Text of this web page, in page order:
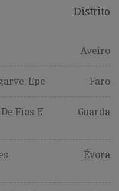
Distrito
Aveiro
Epe Faro
Fios E
Guarda
Évora